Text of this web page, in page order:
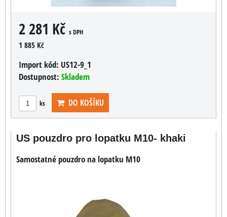
2 281 Kč s DPH
1 885 Kč
Import kód: US12-9_1
Dostupnost: Skladem
ks DO KOŠÍKU
US pouzdro pro lopatku M10- khaki
Samostatné pouzdro na lopatku M10